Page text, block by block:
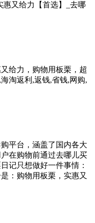
惠又给力【首选】_去哪
给力，购物用板栗，超
淘返利,返钱,省钱,网购,
平台，涵盖了国内各大
在购物前通过去哪儿买
记只想做好一件事情：
：购物用板栗，实惠又